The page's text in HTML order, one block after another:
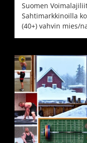
Suomen
Sahtimarkkinoilla
(40+) vahvin mies/